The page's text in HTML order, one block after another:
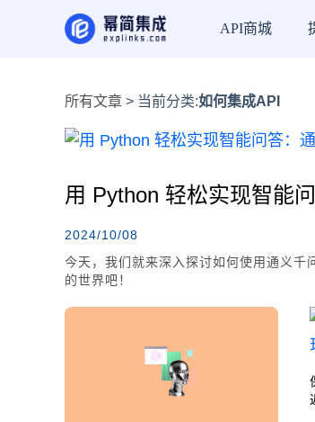
API商城
所有文章 > 当前分类:如何集成API
用 Python 轻松实现智能
2024/10/08
今天，我们就来深入探讨如何使用通义千
的世界吧！